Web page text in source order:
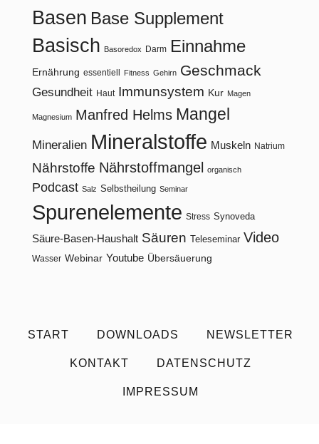
Basen Base Supplement
Basisch Basoredox Darm Einnahme
Ernährung essentiell Fitness Gehirn Geschmack
Gesundheit Haut Immunsystem Kur Magen
Magnesium Manfred Helms Mangel
Mineralien Mineralstoffe Muskeln Natrium
Nährstoffe Nährstoffmangel organisch
Podcast Salz Selbstheilung Seminar
Spurenelemente Stress Synoveda
Säure-Basen-Haushalt Säuren Teleseminar Video
Wasser Webinar Youtube Übersäuerung
START DOWNLOADS NEWSLETTER
KONTAKT DATENSCHUTZ
IMPRESSUM